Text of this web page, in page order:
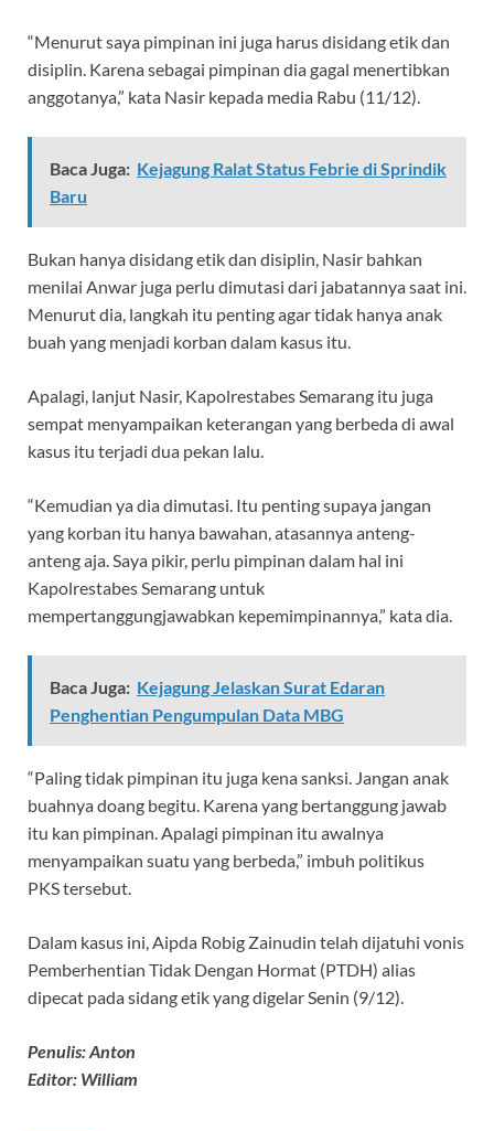
“Menurut saya pimpinan ini juga harus disidang etik dan
disiplin. Karena sebagai pimpinan dia gagal menertibkan
anggotanya,” kata Nasir kepada media Rabu (11/12).
Baca Juga: Kejagung Ralat Status Febrie di Sprindik
Baru
Bukan hanya disidang etik dan disiplin, Nasir bahkan
menilai Anwar juga perlu dimutasi dari jabatannya saat ini.
Menurut dia, langkah itu penting agar tidak hanya anak
buah yang menjadi korban dalam kasus itu.
Apalagi, lanjut Nasir, Kapolrestabes Semarang itu juga
sempat menyampaikan keterangan yang berbeda di awal
kasus itu terjadi dua pekan lalu.
“Kemudian ya dia dimutasi. Itu penting supaya jangan
yang korban itu hanya bawahan, atasannya anteng-
anteng aja. Saya pikir, perlu pimpinan dalam hal ini
Kapolrestabes Semarang untuk
mempertanggungjawabkan kepemimpinannya,” kata dia.
Baca Juga: Kejagung Jelaskan Surat Edaran
Penghentian Pengumpulan Data MBG
“Paling tidak pimpinan itu juga kena sanksi. Jangan anak
buahnya doang begitu. Karena yang bertanggung jawab
itu kan pimpinan. Apalagi pimpinan itu awalnya
menyampaikan suatu yang berbeda,” imbuh politikus
PKS tersebut.
Dalam kasus ini, Aipda Robig Zainudin telah dijatuhi vonis
Pemberhentian Tidak Dengan Hormat (PTDH) alias
dipecat pada sidang etik yang digelar Senin (9/12).
Penulis: Anton
Editor: William